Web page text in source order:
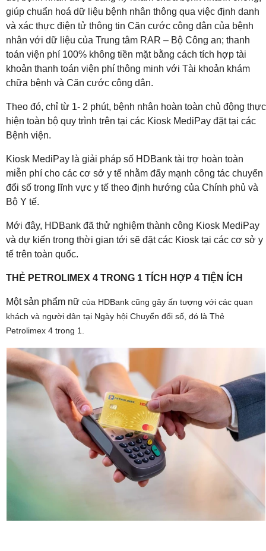
giúp chuẩn hoá dữ liệu bệnh nhân thông qua việc định danh
và xác thực điện tử thông tin Căn cước công dân của bệnh
nhân với dữ liệu của Trung tâm RAR – Bộ Công an; thanh
toán viện phí 100% không tiền mặt bằng cách tích hợp tài
khoản thanh toán viện phí thông minh với Tài khoản khám
chữa bệnh và Căn cước công dân.
Theo đó, chỉ từ 1- 2 phút, bệnh nhân hoàn toàn chủ động thực
hiện toàn bộ quy trình trên tại các Kiosk MediPay đặt tại các
Bệnh viện.
Kiosk MediPay là giải pháp số HDBank tài trợ hoàn toàn
miễn phí cho các cơ sở y tế nhằm đẩy mạnh công tác chuyển
đổi số trong lĩnh vực y tế theo định hướng của Chính phủ và
Bộ Y tế.
Mới đây, HDBank đã thử nghiệm thành công Kiosk MediPay
và dự kiến trong thời gian tới sẽ đặt các Kiosk tại các cơ sở y
tế trên toàn quốc.
THẺ PETROLIMEX 4 TRONG 1 TÍCH HỢP 4 TIỆN ÍCH
Một sản phẩm nữ của HDBank cũng gây ấn tượng với các quan
khách và người dân tại Ngày hội Chuyển đổi số, đó là Thẻ
Petrolimex 4 trong 1.